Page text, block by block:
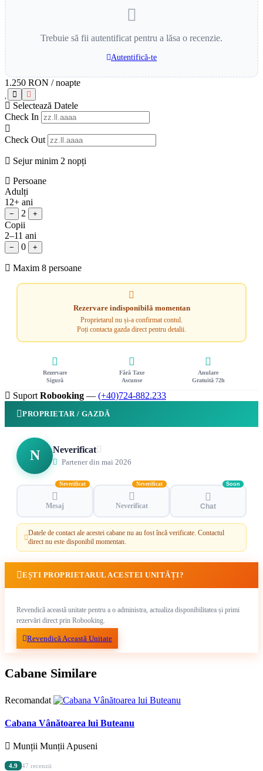
Trebuie să fii autentificat pentru a lăsa o recenzie.
Autentifică-te
1.250 RON / noapte
Selectează Datele
Check In
Check Out
Sejur minim 2 nopți
Persoane
Adulți
12+ ani
− 2 +
Copii
2–11 ani
− 0 +
Maxim 8 persoane
Rezervare indisponibilă momentan
Proprietarul nu și-a confirmat contul.
Poți contacta gazda direct pentru detalii.
Rezervare
Sigură
Fără Taxe
Ascunse
Anulare
Gratuită 72h
Suport Robooking — (+40)724-882.233
PROPRIETAR / GAZDĂ
N Neverificat
Partener din mai 2026
Mesaj
Neverificat
Neverificat
Neverificat
Chat
Soon
Datele de contact ale acestei cabane nu au fost încă verificate. Contactul
direct nu este disponibil momentan.
EȘTI PROPRIETARUL ACESTEI UNITĂȚI?
Revendică această unitate pentru a o administra, actualiza disponibilitatea și primi
rezervări direct prin Robooking.
Revendică Această Unitate
Cabane Similare
Recomandat
Cabana Vânătoarea lui Buteanu
Munții Munții Apuseni
4.9 47 recenzii